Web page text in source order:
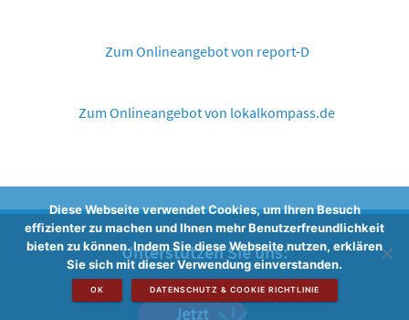
Zum Onlineangebot von report-D
Zum Onlineangebot von lokalkompass.de
Unterstützen Sie uns:
Diese Webseite verwendet Cookies, um Ihren Besuch
effizienter zu machen und Ihnen mehr Benutzerfreundlichkeit
bieten zu können. Indem Sie diese Webseite nutzen, erklären
Sie sich mit dieser Verwendung einverstanden.
OK DATENSCHUTZ & COOKIE RICHTLINIE